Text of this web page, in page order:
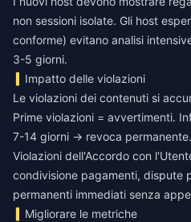
non sessioni isolate. Gli host
conforme) evitano analisi
3-5 giorni.
Impatto delle violazioni
Le violazioni dei contenuti si
Prime violazioni = avvertimenti.
7-14 giorni → revoca permanente.
Violazioni dell'Accordo con
condivisione pagamenti, dispute
permanenti immediati senza
Migliorare le metriche